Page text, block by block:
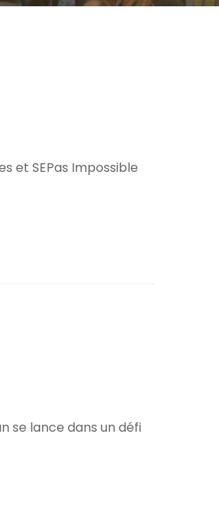
et SEPas Impossible
se lance dans un défi